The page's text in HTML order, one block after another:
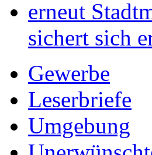
sichert sich
Gewerbe
Leserbriefe
Umgebung